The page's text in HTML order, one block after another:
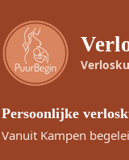
Persoonlijke
Vanuit Kampen